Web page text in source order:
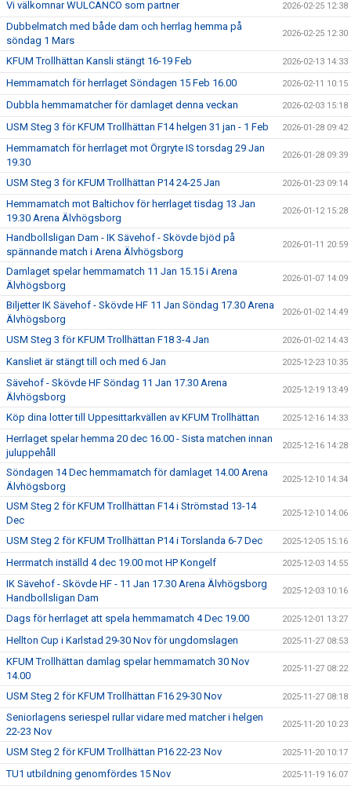
Vi välkomnar WULCANCO som partner 2026-02-25 12:38
Dubbelmatch med både dam och herrlag hemma på
söndag 1 Mars
2026-02-25 12:30
KFUM Trollhättan Kansli stängt 16-19 Feb 2026-02-13 14:33
Hemmamatch för herrlaget Söndagen 15 Feb 16.00 2026-02-11 10:15
Dubbla hemmamatcher för damlaget denna veckan 2026-02-03 15:18
USM Steg 3 för KFUM Trollhättan F14 helgen 31 jan - 1 Feb 2026-01-28 09:42
Hemmamatch för herrlaget mot Örgryte IS torsdag 29 Jan
19.30
2026-01-28 09:39
USM Steg 3 för KFUM Trollhättan P14 24-25 Jan 2026-01-23 09:14
Hemmamatch mot Baltichov för herrlaget tisdag 13 Jan
19.30 Arena Älvhögsborg
2026-01-12 15:28
Handbollsligan Dam - IK Sävehof - Skövde bjöd på
spännande match i Arena Älvhögsborg
2026-01-11 20:59
Damlaget spelar hemmamatch 11 Jan 15.15 i Arena
Älvhögsborg
2026-01-07 14:09
Biljetter IK Sävehof - Skövde HF 11 Jan Söndag 17.30 Arena
Älvhögsborg
2026-01-02 14:49
USM Steg 3 för KFUM Trollhättan F18 3-4 Jan 2026-01-02 14:43
Kansliet är stängt till och med 6 Jan 2025-12-23 10:35
Sävehof - Skövde HF Söndag 11 Jan 17.30 Arena
Älvhögsborg
2025-12-19 13:49
Köp dina lotter till Uppesittarkvällen av KFUM Trollhättan 2025-12-16 14:33
Herrlaget spelar hemma 20 dec 16.00 - Sista matchen innan
juluppehåll
2025-12-16 14:28
Söndagen 14 Dec hemmamatch för damlaget 14.00 Arena
Älvhögsborg
2025-12-10 14:34
USM Steg 2 för KFUM Trollhättan F14 i Strömstad 13-14
Dec
2025-12-10 14:06
USM Steg 2 för KFUM Trollhättan P14 i Torslanda 6-7 Dec 2025-12-05 15:16
Herrmatch inställd 4 dec 19.00 mot HP Kongelf 2025-12-03 14:55
IK Sävehof - Skövde HF - 11 Jan 17.30 Arena Älvhögsborg
Handbollsligan Dam
2025-12-03 10:16
Dags för herrlaget att spela hemmamatch 4 Dec 19.00 2025-12-01 13:27
Hellton Cup i Karlstad 29-30 Nov för ungdomslagen 2025-11-27 08:53
KFUM Trollhättan damlag spelar hemmamatch 30 Nov
14.00
2025-11-27 08:22
USM Steg 2 för KFUM Trollhättan F16 29-30 Nov 2025-11-27 08:18
Seniorlagens seriespel rullar vidare med matcher i helgen
22-23 Nov
2025-11-20 10:23
USM Steg 2 för KFUM Trollhättan P16 22-23 Nov 2025-11-20 10:17
TU1 utbildning genomfördes 15 Nov 2025-11-19 16:07